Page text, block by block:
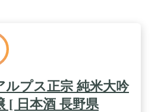
ルプス正宗 純米大吟
[ 日本酒 長野県